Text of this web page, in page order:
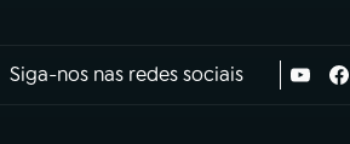
Siga-nos nas redes sociais